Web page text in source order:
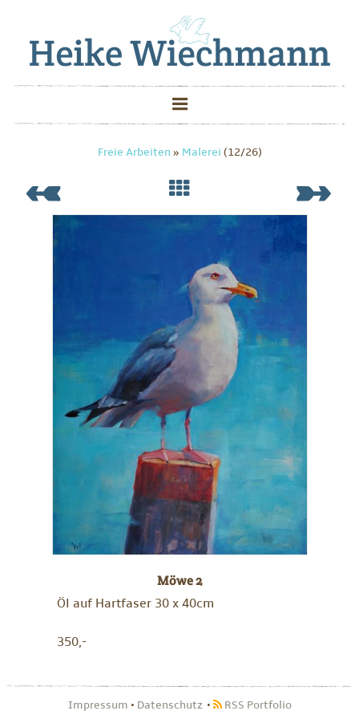
Freie Arbeiten » Malerei (12/26)
Möwe 2
Öl auf Hartfaser 30 x 40cm
350,-
Impressum • Datenschutz RSS Portfolio